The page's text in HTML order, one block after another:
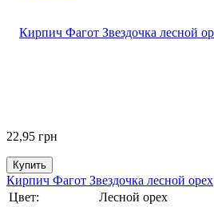
22,95 грн
Купить
Кирпич Фагот Звездочка лесной орех
Цвет:
Лесной орех